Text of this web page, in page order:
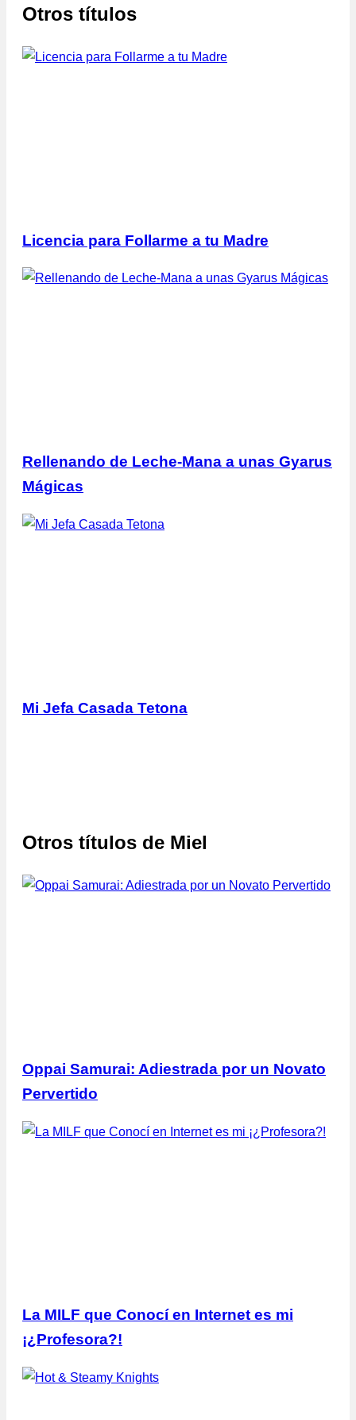
Otros títulos
Licencia para Follarme a tu Madre
Rellenando de Leche-Mana a unas Gyarus
Mágicas
Mi Jefa Casada Tetona
Otros títulos de Miel
Oppai Samurai: Adiestrada por un Novato
Pervertido
La MILF que Conocí en Internet es mi
¡¿Profesora?!